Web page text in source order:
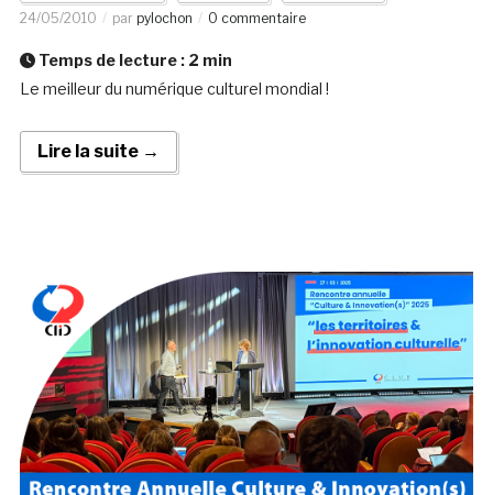
24/05/2010 par pylochon 0 commentaire
Temps de lecture : 2 min
Le meilleur du numérique culturel mondial !
Lire la suite →